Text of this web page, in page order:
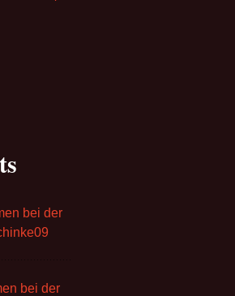
bei der
bei der